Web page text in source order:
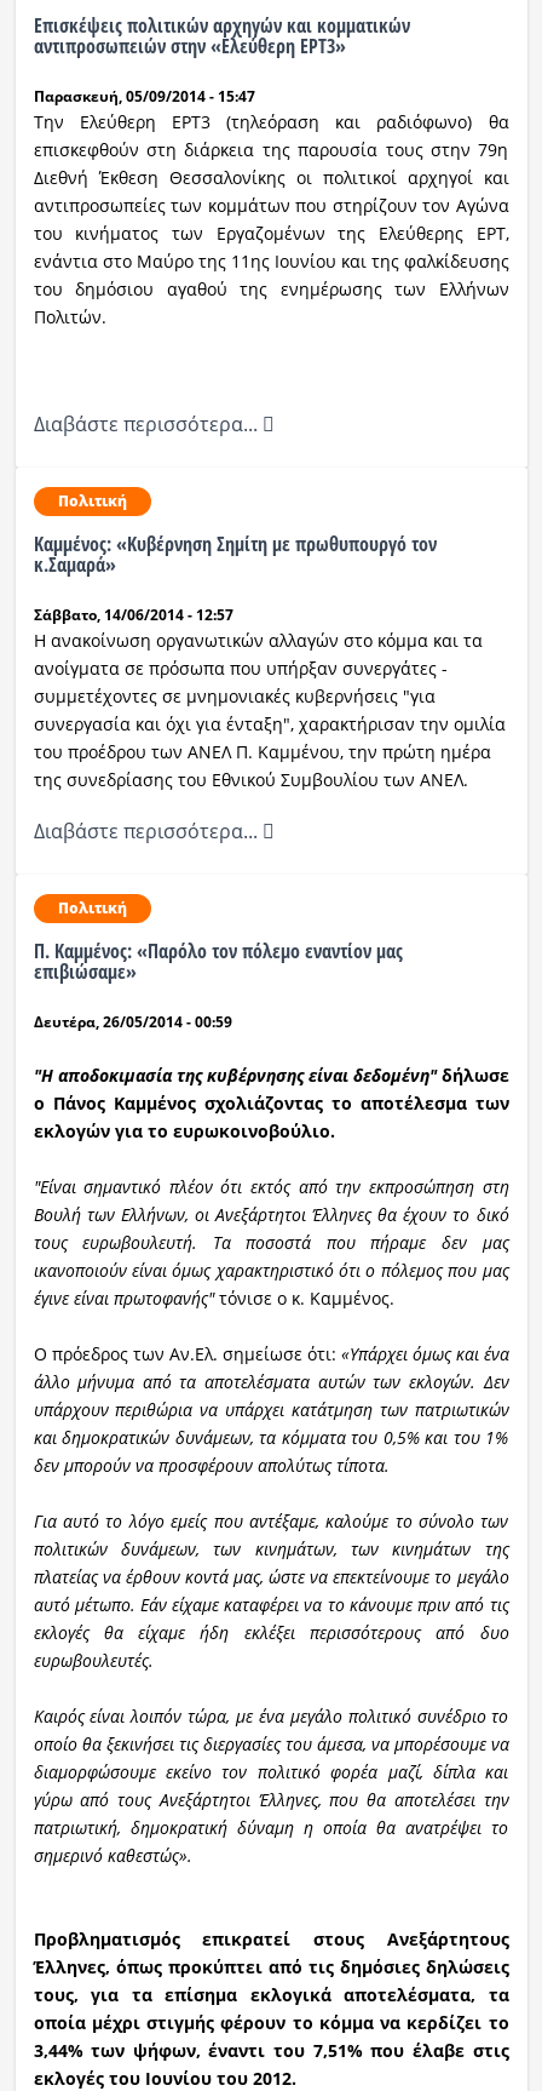
Επισκέψεις πολιτικών αρχηγών και κομματικών
αντιπροσωπειών στην «Ελεύθερη ΕΡΤ3»
Παρασκευή, 05/09/2014 - 15:47
Την Ελεύθερη ΕΡΤ3 (τηλεόραση και ραδιόφωνο) θα
επισκεφθούν στη διάρκεια της παρουσία τους στην 79η
Διεθνή Έκθεση Θεσσαλονίκης οι πολιτικοί αρχηγοί και
αντιπροσωπείες των κομμάτων που στηρίζουν τον Αγώνα
του κινήματος των Εργαζομένων της Ελεύθερης ΕΡΤ,
ενάντια στο Μαύρο της 11ης Ιουνίου και της φαλκίδευσης
του δημόσιου αγαθού της ενημέρωσης των Ελλήνων
Πολιτών.
Διαβάστε περισσότερα...
Πολιτική
Καμμένος: «Kυβέρνηση Σημίτη με πρωθυπουργό τον
κ.Σαμαρά»
Σάββατο, 14/06/2014 - 12:57
Η ανακοίνωση οργανωτικών αλλαγών στο κόμμα και τα
ανοίγματα σε πρόσωπα που υπήρξαν συνεργάτες -
συμμετέχοντες σε μνημονιακές κυβερνήσεις "για
συνεργασία και όχι για ένταξη", χαρακτήρισαν την ομιλία
του προέδρου των ΑΝΕΛ Π. Καμμένου, την πρώτη ημέρα
της συνεδρίασης του Εθνικού Συμβουλίου των ΑΝΕΛ.
Διαβάστε περισσότερα...
Πολιτική
Π. Καμμένος: «Παρόλο τον πόλεμο εναντίον μας
επιβιώσαμε»
Δευτέρα, 26/05/2014 - 00:59
"Η αποδοκιμασία της κυβέρνησης είναι δεδομένη"δήλωσε
ο Πάνος Καμμένος σχολιάζοντας το αποτέλεσμα των
εκλογών για το ευρωκοινοβούλιο.
"Είναι σημαντικό πλέον ότι εκτός από την εκπροσώπηση στη
Βουλή των Ελλήνων, οι Ανεξάρτητοι Έλληνες θα έχουν το δικό
τους ευρωβουλευτή. Τα ποσοστά που πήραμε δεν μας
ικανοποιούν είναι όμως χαρακτηριστικό ότι ο πόλεμος που μας
έγινε είναι πρωτοφανής"τόνισε ο κ. Καμμένος.
Ο πρόεδρος των Αν.Ελ. σημείωσε ότι: «Υπάρχει όμως και ένα
άλλο μήνυμα από τα αποτελέσματα αυτών των εκλογών. Δεν
υπάρχουν περιθώρια να υπάρχει κατάτμηση των πατριωτικών
και δημοκρατικών δυνάμεων, τα κόμματα του 0,5% και του 1%
δεν μπορούν να προσφέρουν απολύτως τίποτα.
Για αυτό το λόγο εμείς που αντέξαμε, καλούμε το σύνολο των
πολιτικών δυνάμεων, των κινημάτων, των κινημάτων της
πλατείας να έρθουν κοντά μας, ώστε να επεκτείνουμε το μεγάλο
αυτό μέτωπο. Εάν είχαμε καταφέρει να το κάνουμε πριν από τις
εκλογές θα είχαμε ήδη εκλέξει περισσότερους από δυο
ευρωβουλευτές.
Καιρός είναι λοιπόν τώρα, με ένα μεγάλο πολιτικό συνέδριο το
οποίο θα ξεκινήσει τις διεργασίες του άμεσα, να μπορέσουμε να
διαμορφώσουμε εκείνο τον πολιτικό φορέα μαζί, δίπλα και
γύρω από τους Ανεξάρτητοι Έλληνες, που θα αποτελέσει την
πατριωτική, δημοκρατική δύναμη η οποία θα ανατρέψει το
σημερινό καθεστώς».
Προβληματισμός επικρατεί στους Ανεξάρτητους
Έλληνες, όπως προκύπτει από τις δημόσιες δηλώσεις
τους, για τα επίσημα εκλογικά αποτελέσματα, τα
οποία μέχρι στιγμής φέρουν το κόμμα να κερδίζει το
3,44% των ψήφων, έναντι του 7,51% που έλαβε στις
εκλογές του Ιουνίου του 2012.